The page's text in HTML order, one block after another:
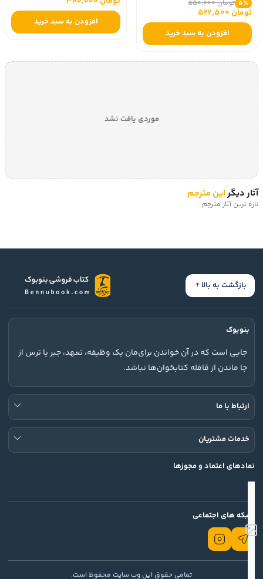
5٪ تومان 550,000
تومان 522,500
افزودن به سبد خرید
افزودن به سبد خرید
موردی یافت نشد
آثار دیگراین مترجم
تازه ترین آثار مترجم
بازگشت به بالا
بنوبوک
جایی است که در آن خواندن برای‌مان یک وظیفه، تعهد، جبر یا ترس از
جا ماندن از قافله کتابخوان‌ها نباشد.
ارتباط با ما
خدمات مشتریان
نمادهای اعتماد و مجوزها
شبکه های اجتماعی
تمامی حقوق این وب سایت محفوظ است.